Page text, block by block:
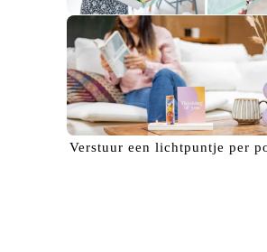
De perfecte
Verstuur eenlichtpuntje per